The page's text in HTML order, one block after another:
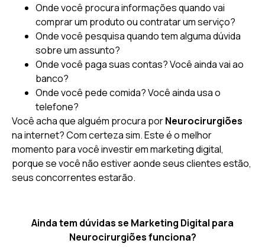
Onde você procura informações quando vai
comprar um produto ou contratar um serviço?
Onde você pesquisa quando tem alguma dúvida
sobre um assunto?
Onde você paga suas contas? Você ainda vai ao
banco?
Onde você pede comida? Você ainda usa o
telefone?
Você acha que alguém procura porNeurocirurgiões
na internet? Com certeza sim. Este é o melhor
momento para você investir em marketing digital,
porque se você não estiver aonde seus clientes estão,
seus concorrentes estarão.
Ainda tem dúvidas se Marketing Digital para
Neurocirurgiões funciona?